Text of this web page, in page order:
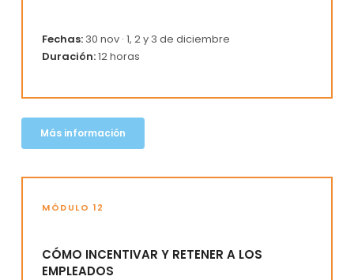
Fechas: 30 nov · 1, 2 y 3 de diciembre
Duración:12 horas
Más información
MÓDULO 12
CÓMO INCENTIVAR Y RETENER A LOS
EMPLEADOS